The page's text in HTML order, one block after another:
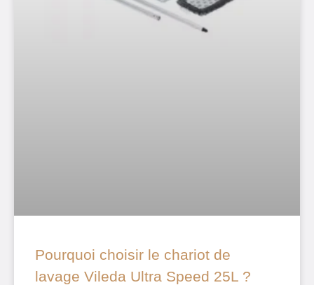
Pourquoi choisir le chariot de
lavage Vileda Ultra Speed 25L ?